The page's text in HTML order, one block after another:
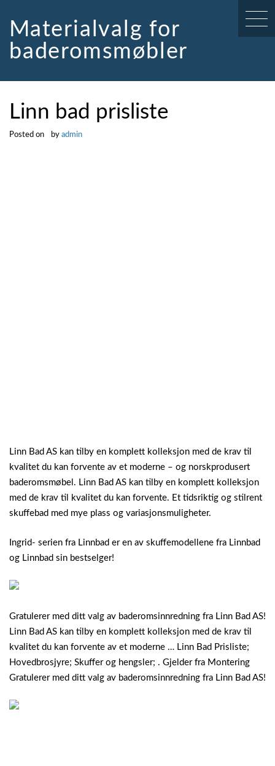
contentMaterialvalg for
baderomsmøbler
Linn bad prisliste
Posted on by admin
Linn Bad AS kan tilby en komplett kolleksjon med de krav til
kvalitet du kan forvente av et moderne – og norskprodusert
baderomsmøbel. Linn Bad AS kan tilby en komplett kolleksjon
med de krav til kvalitet du kan forvente. Et tidsriktig og stilrent
skuffebad med mye plass og variasjonsmuligheter.
Ingrid- serien fra Linnbad er en av skuffemodellene fra Linnbad
og Linnbad sin bestselger!
Gratulerer med ditt valg av baderomsinnredning fra Linn Bad AS!
Linn Bad AS kan tilby en komplett kolleksjon med de krav til
kvalitet du kan forvente av et moderne … Linn Bad Prisliste;
Hovedbrosjyre; Skuffer og hengsler; . Gjelder fra Montering
Gratulerer med ditt valg av baderomsinnredning fra Linn Bad AS!